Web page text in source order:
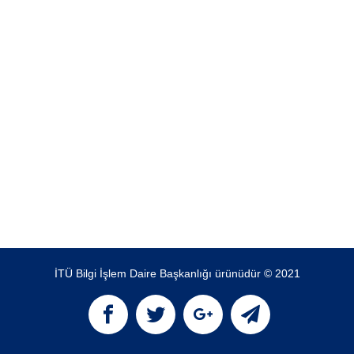
İTÜ Bilgi İşlem Daire Başkanlığı ürünüdür © 2021